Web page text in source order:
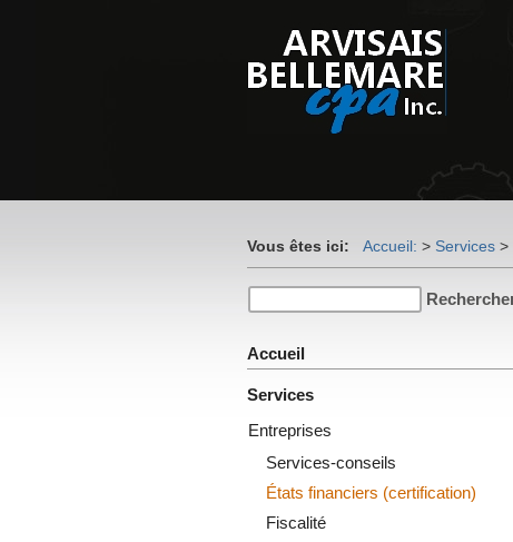
Vous êtes ici: Accueil: > Services >
Accueil
Services
Entreprises
Services-conseils
États financiers (certification)
Fiscalité